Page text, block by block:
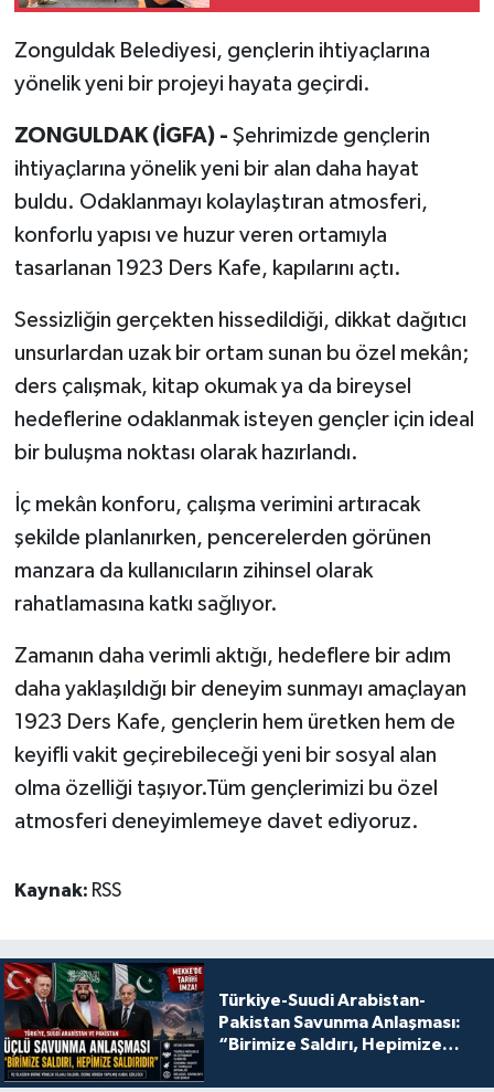
Zonguldak Belediyesi, gençlerin ihtiyaçlarına
yönelik yeni bir projeyi hayata geçirdi.
ZONGULDAK (İGFA) - Şehrimizde gençlerin
ihtiyaçlarına yönelik yeni bir alan daha hayat
buldu. Odaklanmayı kolaylaştıran atmosferi,
konforlu yapısı ve huzur veren ortamıyla
tasarlanan 1923 Ders Kafe, kapılarını açtı.
Sessizliğin gerçekten hissedildiği, dikkat dağıtıcı
unsurlardan uzak bir ortam sunan bu özel mekân;
ders çalışmak, kitap okumak ya da bireysel
hedeflerine odaklanmak isteyen gençler için ideal
bir buluşma noktası olarak hazırlandı.
İç mekân konforu, çalışma verimini artıracak
şekilde planlanırken, pencerelerden görünen
manzara da kullanıcıların zihinsel olarak
rahatlamasına katkı sağlıyor.
Zamanın daha verimli aktığı, hedeflere bir adım
daha yaklaşıldığı bir deneyim sunmayı amaçlayan
1923 Ders Kafe, gençlerin hem üretken hem de
keyifli vakit geçirebileceği yeni bir sosyal alan
olma özelliği taşıyor.Tüm gençlerimizi bu özel
atmosferi deneyimlemeye davet ediyoruz.
Kaynak: RSS
Türkiye-Suudi Arabistan-
Pakistan Savunma Anlaşması:
“Birimize Saldırı, Hepimize